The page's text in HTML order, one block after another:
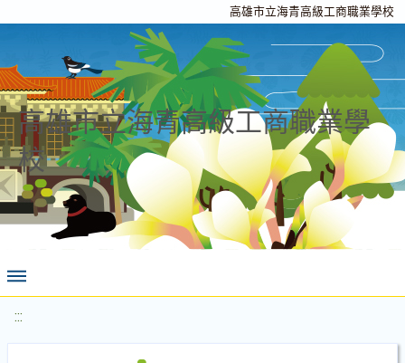
高雄市立海青高級工商職業學校
高雄市立海青高級工商職業學
校
:::